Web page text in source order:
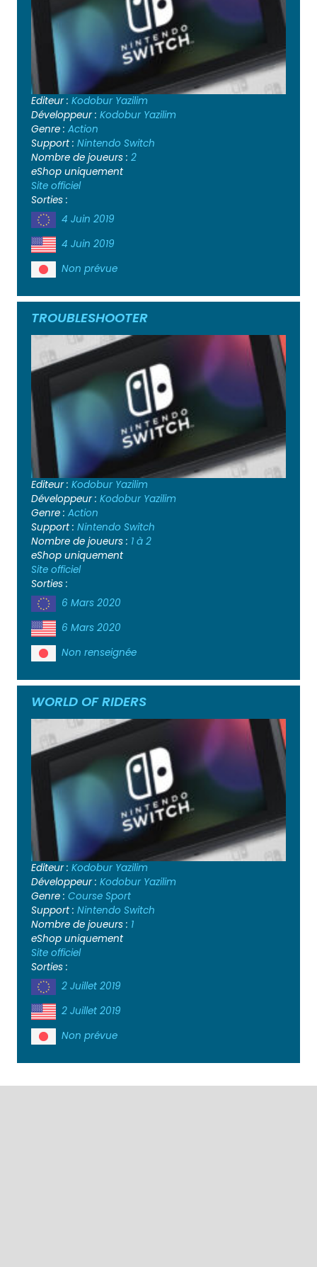
Editeur : Kodobur Yazilim
Développeur : Kodobur Yazilim
Genre : Action
Support : Nintendo Switch
Nombre de joueurs : 2
eShop uniquement
Site officiel
Sorties :
4 Juin 2019
4 Juin 2019
Non prévue
TROUBLESHOOTER
Editeur : Kodobur Yazilim
Développeur : Kodobur Yazilim
Genre : Action
Support : Nintendo Switch
Nombre de joueurs : 1 à 2
eShop uniquement
Site officiel
Sorties :
6 Mars 2020
6 Mars 2020
Non renseignée
WORLD OF RIDERS
Editeur : Kodobur Yazilim
Développeur : Kodobur Yazilim
Genre : Course Sport
Support : Nintendo Switch
Nombre de joueurs : 1
eShop uniquement
Site officiel
Sorties :
2 Juillet 2019
2 Juillet 2019
Non prévue